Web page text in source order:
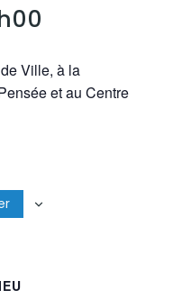
Ville, à la
et au Centre